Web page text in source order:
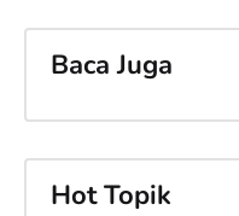
Baca Juga
Hot Topik